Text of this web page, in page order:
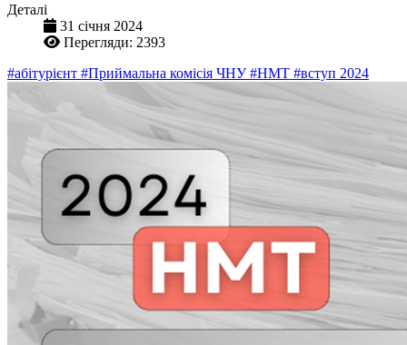
Деталі
31 січня 2024
Перегляди: 2393
#абітурієнт #Приймальна комісія ЧНУ#НМТ #вступ 2024